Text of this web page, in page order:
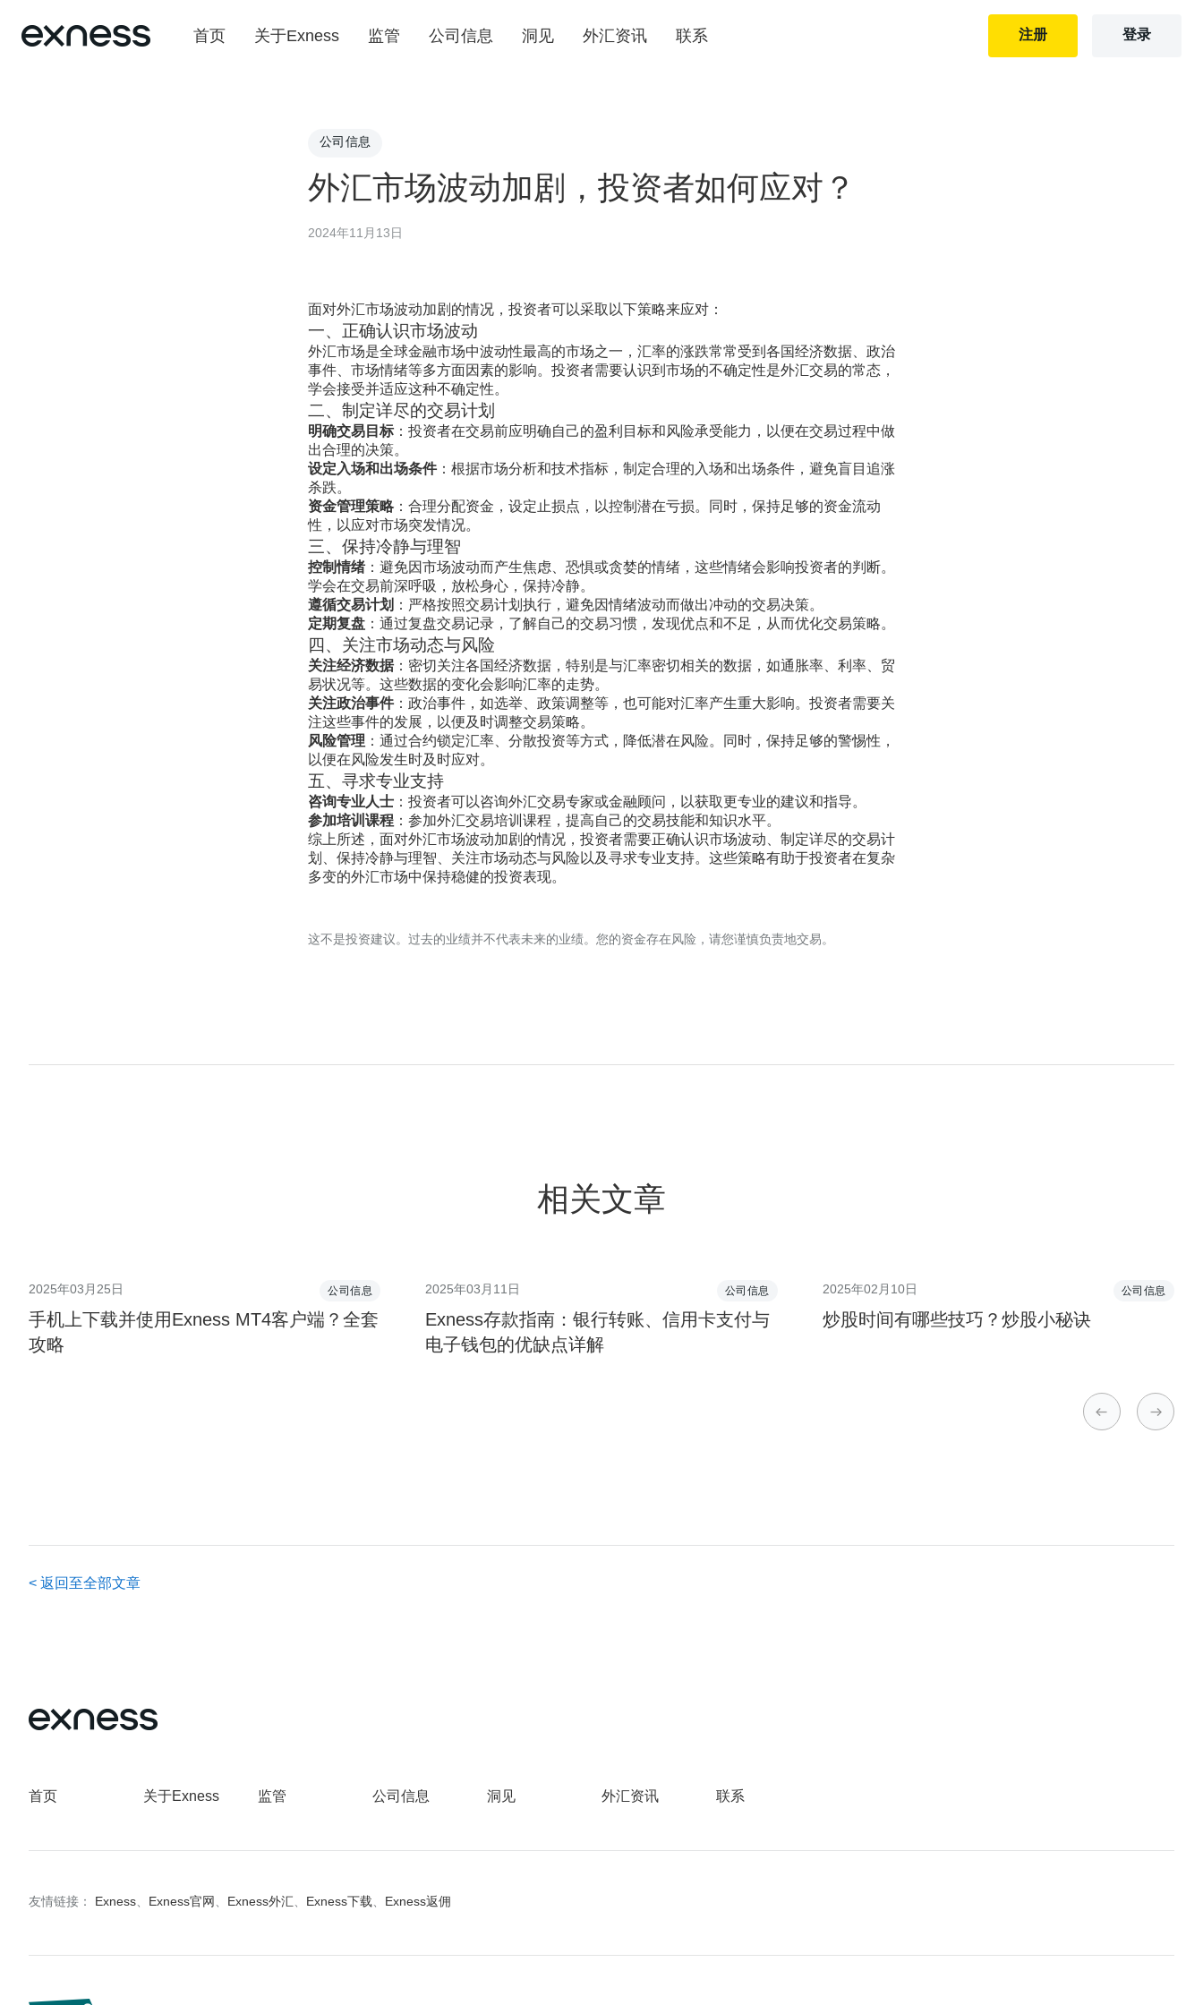
首页 关于Exness 监管 公司信息 洞见 外汇资讯 联系 注册 登录
公司信息
外汇市场波动加剧，投资者如何应对？
2024年11月13日
面对外汇市场波动加剧的情况，投资者可以采取以下策略来应对：
一、正确认识市场波动
外汇市场是全球金融市场中波动性最高的市场之一，汇率的涨跌常常受到各国经济数据、政治
事件、市场情绪等多方面因素的影响。投资者需要认识到市场的不确定性是外汇交易的常态，
学会接受并适应这种不确定性。
二、制定详尽的交易计划
明确交易目标：投资者在交易前应明确自己的盈利目标和风险承受能力，以便在交易过程中做
出合理的决策。
设定入场和出场条件：根据市场分析和技术指标，制定合理的入场和出场条件，避免盲目追涨
杀跌。
资金管理策略：合理分配资金，设定止损点，以控制潜在亏损。同时，保持足够的资金流动
性，以应对市场突发情况。
三、保持冷静与理智
控制情绪 ：避免因市场波动而产生焦虑、恐惧或贪婪的情绪，这些情绪会影响投资者的判断。
学会在交易前深呼吸，放松身心，保持冷静。
遵循交易计划 ：严格按照交易计划执行，避免因情绪波动而做出冲动的交易决策。
定期复盘 ：通过复盘交易记录，了解自己的交易习惯，发现优点和不足，从而优化交易策略。
四、关注市场动态与风险
关注经济数据：密切关注各国经济数据，特别是与汇率密切相关的数据，如通胀率、利率、贸
易状况等。这些数据的变化会影响汇率的走势。
关注政治事件：政治事件，如选举、政策调整等，也可能对汇率产生重大影响。投资者需要关
注这些事件的发展，以便及时调整交易策略。
风险管理 ：通过合约锁定汇率、分散投资等方式，降低潜在风险。同时，保持足够的警惕性，
以便在风险发生时及时应对。
五、寻求专业支持
咨询专业人士 ：投资者可以咨询外汇交易专家或金融顾问，以获取更专业的建议和指导。
参加培训课程 ：参加外汇交易培训课程，提高自己的交易技能和知识水平。
综上所述，面对外汇市场波动加剧的情况，投资者需要正确认识市场波动、制定详尽的交易计
划、保持冷静与理智、关注市场动态与风险以及寻求专业支持。这些策略有助于投资者在复杂
多变的外汇市场中保持稳健的投资表现。
这不是投资建议。过去的业绩并不代表未来的业绩。您的资金存在风险，请您谨慎负责地交易。
相关文章
2025年03月25日 公司信息
手机上下载并使用Exness MT4客户端？全套
攻略
2025年03月11日 公司信息
Exness存款指南：银行转账、信用卡支付与
电子钱包的优缺点详解
2025年02月10日 公司信息
炒股时间有哪些技巧？炒股小秘诀
< 返回至全部文章
首页 关于Exness 监管 公司信息 洞见 外汇资讯 联系
友情链接： Exness、 Exness官网 、 Exness外汇、 Exness下载、 Exness返佣